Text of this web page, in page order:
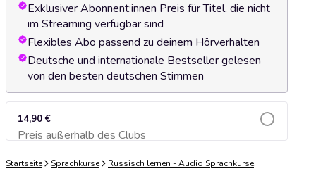
Exklusiver Abonnent:innen Preis für Titel, die nicht
im Streaming verfügbar sind
Flexibles Abo passend zu deinem Hörverhalten
Deutsche und internationale Bestseller gelesen
von den besten deutschen Stimmen
14,90 €
Preis außerhalb des ClubsZum Warenkorb hinzufügen
Startseite Sprachkurse Russisch lernen - Audio Sprachkurse